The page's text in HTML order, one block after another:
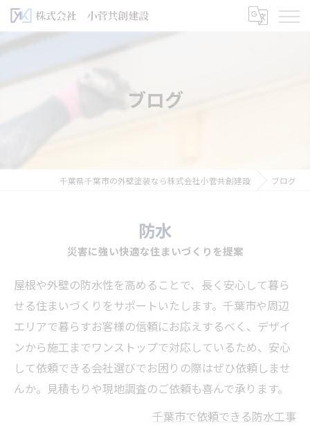
ブログ
千葉県千葉市の外壁塗装なら株式会社小菅共創建設 ブログ
防水
災害に強い快適な住まいづくりを提案
屋根や外壁の防水性を高めることで、長く安心して暮ら
せる住まいづくりをサポートいたします。千葉市や周辺
エリアで暮らすお客様の信頼にお応えするべく、デザイ
ンから施工までワンストップで対応しているため、安心
して依頼できる会社選びでお困りの際はぜひ依頼しませ
んか。見積もりや現地調査のご依頼も喜んで承ります。
千葉市で依頼できる防水工事